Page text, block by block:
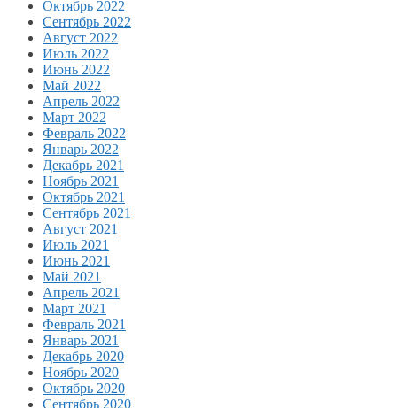
Октябрь 2022
Сентябрь 2022
Август 2022
Июль 2022
Июнь 2022
Май 2022
Апрель 2022
Март 2022
Февраль 2022
Январь 2022
Декабрь 2021
Ноябрь 2021
Октябрь 2021
Сентябрь 2021
Август 2021
Июль 2021
Июнь 2021
Май 2021
Апрель 2021
Март 2021
Февраль 2021
Январь 2021
Декабрь 2020
Ноябрь 2020
Октябрь 2020
Сентябрь 2020